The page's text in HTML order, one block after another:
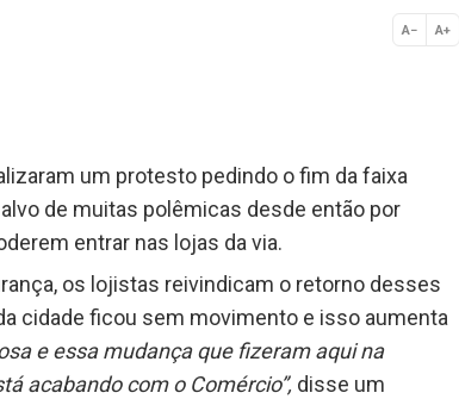
A− A+
Normal
um protesto pedindo o fim da faixa
de muitas polêmicas desde então por
entrar nas lojas da via.
os lojistas reivindicam o retorno desses
cidade ficou sem movimento e isso aumenta
e essa mudança que fizeram aqui na
acabando com o Comércio”, disse um